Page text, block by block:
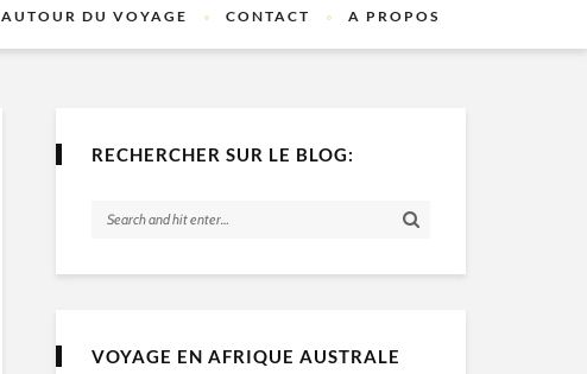
AUTOUR DU VOYAGE CONTACT A PROPOS
RECHERCHER SUR LE BLOG:
VOYAGE EN AFRIQUE AUSTRALE